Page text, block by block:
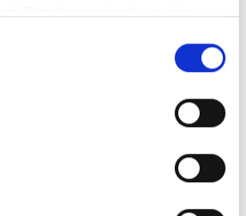
Möglichkeit, Ihre Auswahl im